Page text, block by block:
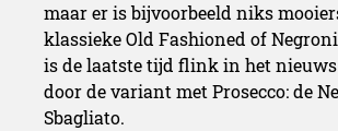
maar er is bijvoorbeeld niks
klassieke Old Fashioned of
is de laatste tijd flink in het nieuws
door de variant met Prosecco: de
Sbagliato.